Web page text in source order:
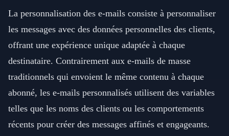
La personnalisation des e-mails consiste à personnaliser
les messages avec des données personnelles des clients,
offrant une expérience unique adaptée à chaque
destinataire. Contrairement aux e-mails de masse
traditionnels qui envoient le même contenu à chaque
abonné, les e-mails personnalisés utilisent des variables
telles que les noms des clients ou les comportements
récents pour créer des messages affinés et engageants.